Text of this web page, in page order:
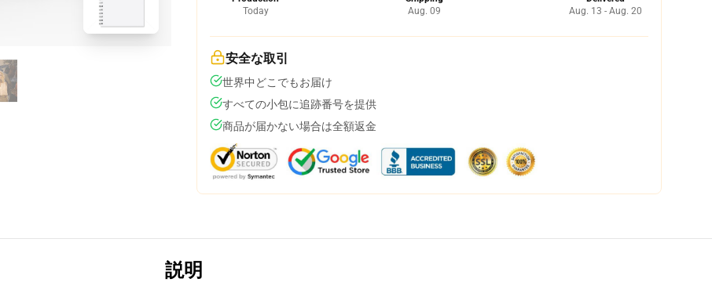
Today
Aug. 09
Aug. 13 - Aug. 20
安全な取引
世界中どこでもお届け
すべての小包に追跡番号を提供
商品が届かない場合は全額返金
説明